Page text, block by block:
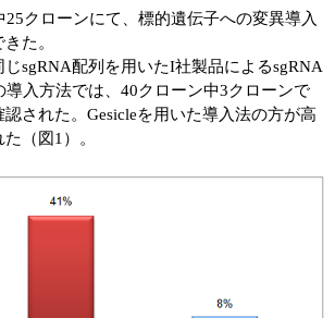
ス実験ガイド
クローンにて、標的遺伝子への変異導入
た。
sgRNA配列を用いたI社製品によるsgRNA
導入方法では、40クローン中3クローンで
された。Gesicleを用いた導入法の方が高
（図1）。